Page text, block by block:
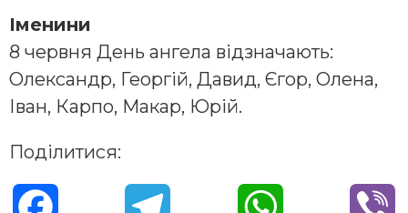
Іменини
8 червня День ангела відзначають:
Олександр, Георгій, Давид, Єгор, Олена,
Іван, Карпо, Макар, Юрій.
Поділитися: